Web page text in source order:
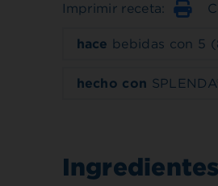
Imprimir receta:
hace bebidas con 5
hecho con
Ingredientes